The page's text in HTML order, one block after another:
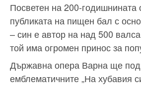
Посветен на 200-
публиката на пищен бал с
– син е автор на над 500
той има огромен принос за
Държавна опера Варна ще
емблематичните „На хубавия